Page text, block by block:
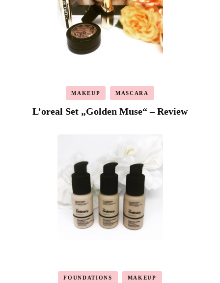
MAKEUP MASCARA
L’oreal Set „Golden Muse“ – Review
FOUNDATIONS MAKEUP